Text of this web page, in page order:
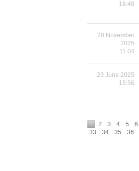
16:48
20 November
2025
11:04
23 June 2025
15:56
1 2 3 4 5 6
33
34 35 36